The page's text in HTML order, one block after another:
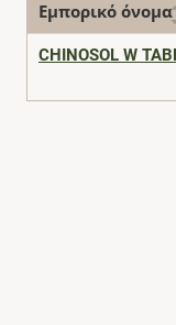
Εμπορικό όνομα
CHINOSOL W